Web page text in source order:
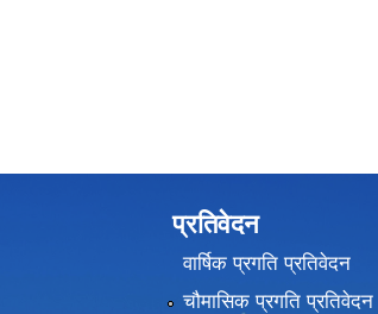
प्रतिवेदन
वार्षिक प्रगति प्रतिवेदन
चौमासिक प्रगति प्रतिवेदन